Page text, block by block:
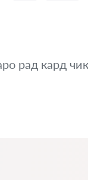
рад кард